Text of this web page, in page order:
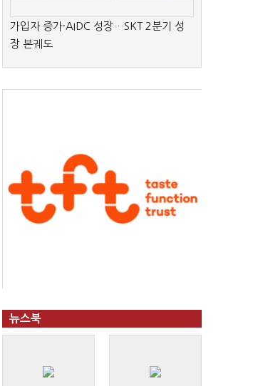
가입자 증가·AIDC 성장…SKT 2분기 성
장 본궤도
뉴스북